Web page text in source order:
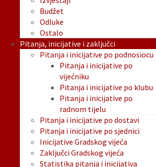
Budžet
Odluke
Ostalo
Pitanja, inicijative i zaključci
Pitanja i inicijative po podnosiocu
Pitanja i inicijative po
vijećniku
Pitanja i inicijative po klubu
Pitanja i inicijative po
radnom tijelu
Pitanja i inicijative po dostavi
Pitanja i inicijative po sjednici
Inicijative Gradskog vijeća
Zaključci Gradskog vijeća
Statistika pitanja i inicijativa